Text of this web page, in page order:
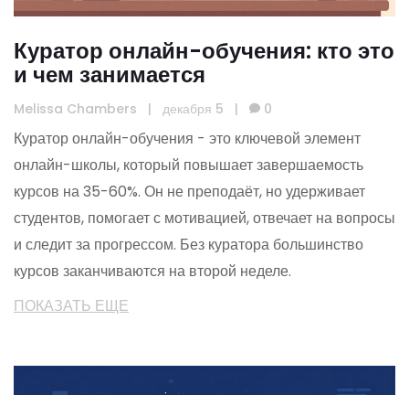
Куратор онлайн-обучения: кто это
и чем занимается
Melissa Chambers | декабря 5 | 0
Куратор онлайн-обучения - это ключевой элемент
онлайн-школы, который повышает завершаемость
курсов на 35-60%. Он не преподаёт, но удерживает
студентов, помогает с мотивацией, отвечает на вопросы
и следит за прогрессом. Без куратора большинство
курсов заканчиваются на второй неделе.
ПОКАЗАТЬ ЕЩЕ